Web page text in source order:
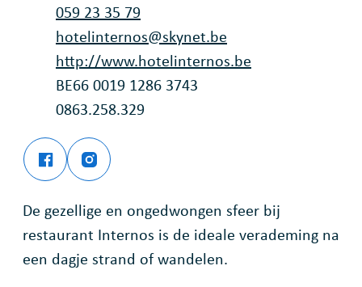
059 23 35 79
E-mailhotelinternos@skynet.be
Websitehttp://www.hotelinternos.be
Rekeningnummer
BE66 0019 1286 3743
Ondernemingsnummer
0863.258.329
FacebookInstagram
De gezellige en ongedwongen sfeer bij
restaurant Internos is de ideale verademing na
een dagje strand of wandelen.